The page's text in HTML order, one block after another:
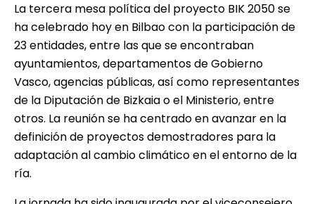
La tercera mesa política del proyecto BIK 2050 se
ha celebrado hoy en Bilbao con la participación de
23 entidades, entre las que se encontraban
ayuntamientos, departamentos de Gobierno
Vasco, agencias públicas, así como representantes
de la Diputación de Bizkaia o el Ministerio, entre
otros. La reunión se ha centrado en avanzar en la
definición de proyectos demostradores para la
adaptación al cambio climático en el entorno de la
ría.